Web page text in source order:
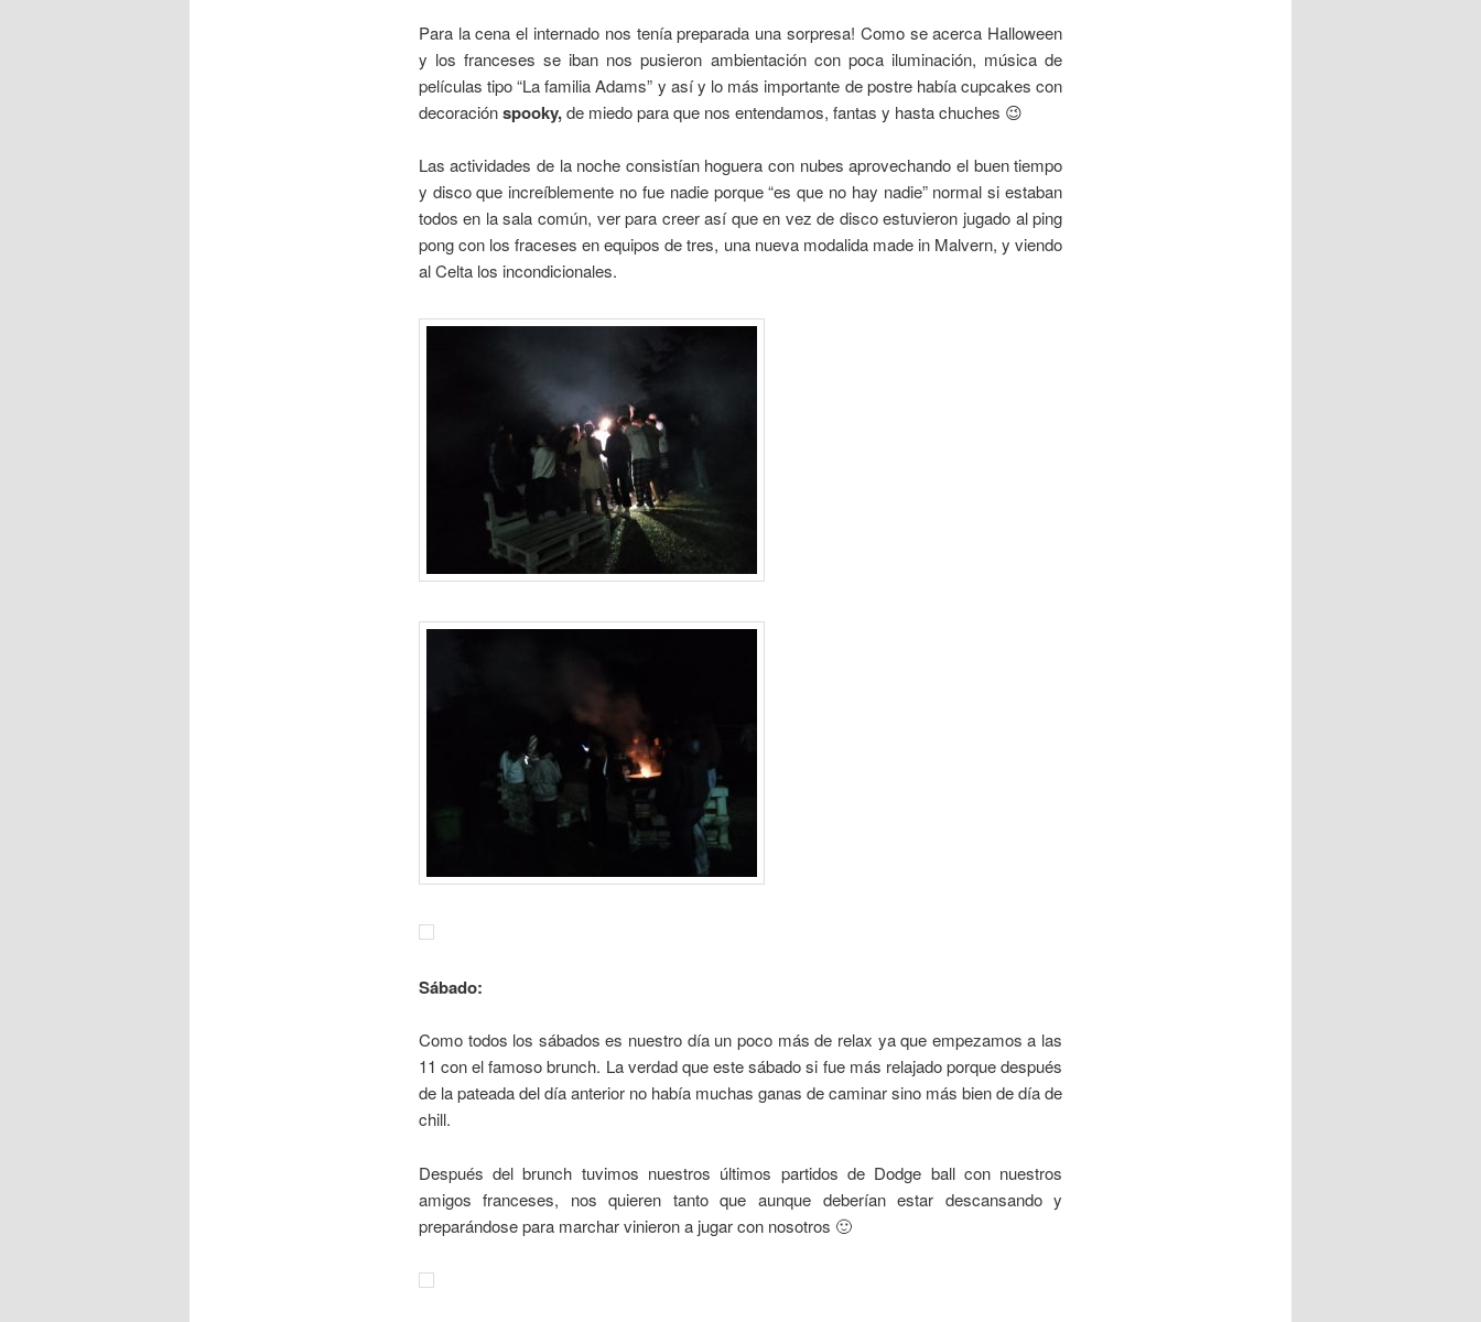
Para la cena el internado nos tenía preparada una sorpresa! Como se acerca Halloween
y los franceses se iban nos pusieron ambientación con poca iluminación, música de
películas tipo “La familia Adams” y así y lo más importante de postre había cupcakes con
decoraciónspooky,de miedo para que nos entendamos, fantas y hasta chuches 😉
Las actividades de la noche consistían hoguera con nubes aprovechando el buen tiempo
y disco que increíblemente no fue nadie porque “es que no hay nadie” normal si estaban
todos en la sala común, ver para creer así que en vez de disco estuvieron jugado al ping
pong con los fraceses en equipos de tres, una nueva modalida made in Malvern, y viendo
al Celta los incondicionales.
Sábado:
Como todos los sábados es nuestro día un poco más de relax ya que empezamos a las
11 con el famoso brunch. La verdad que este sábado si fue más relajado porque después
de la pateada del día anterior no había muchas ganas de caminar sino más bien de día de
chill.
Después del brunch tuvimos nuestros últimos partidos de Dodge ball con nuestros
amigos franceses, nos quieren tanto que aunque deberían estar descansando y
preparándose para marchar vinieron a jugar con nosotros 🙂